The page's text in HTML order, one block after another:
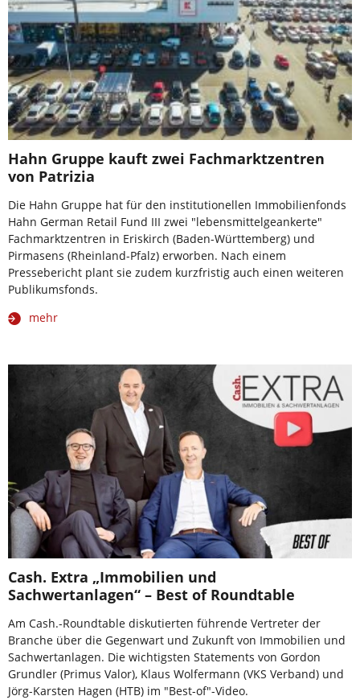
Hahn Gruppe kauft zwei Fachmarktzentren
von Patrizia
Die Hahn Gruppe hat für den institutionellen Immobilienfonds
Hahn German Retail Fund III zwei "lebensmittelgeankerte"
Fachmarktzentren in Eriskirch (Baden-Württemberg) und
Pirmasens (Rheinland-Pfalz) erworben. Nach einem
Pressebericht plant sie zudem kurzfristig auch einen weiteren
Publikumsfonds.
mehr
Cash. Extra „Immobilien und
Sachwertanlagen“ – Best of Roundtable
Am Cash.-Roundtable diskutierten führende Vertreter der
Branche über die Gegenwart und Zukunft von Immobilien und
Sachwertanlagen. Die wichtigsten Statements von Gordon
Grundler (Primus Valor), Klaus Wolfermann (VKS Verband) und
Jörg-Karsten Hagen (HTB) im "Best-of"-Video.